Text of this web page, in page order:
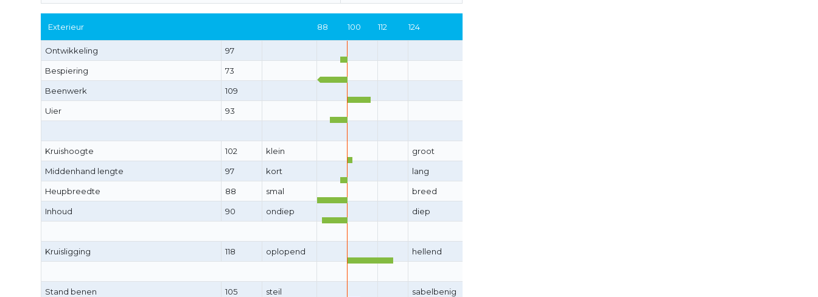
Exterieur 88 100 112 124
Ontwikkeling 97
Bespiering 73
Beenwerk 109
Uier 93
Kruishoogte 102 klein groot
Middenhand lengte 97 kort lang
Heupbreedte 88 smal breed
Inhoud 90 ondiep diep
Kruisligging 118 oplopend hellend
Stand benen 105 steil sabelbenig